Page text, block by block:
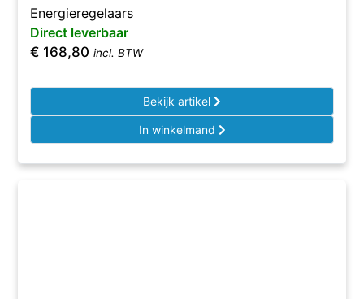
Energieregelaars
Direct leverbaar
€ 168,80 incl. BTW
Bekijk artikel
In winkelmand